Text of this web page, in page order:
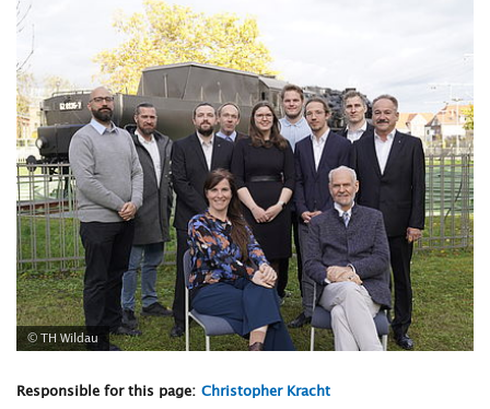
© TH Wildau
Responsible for this page: Christopher Kracht